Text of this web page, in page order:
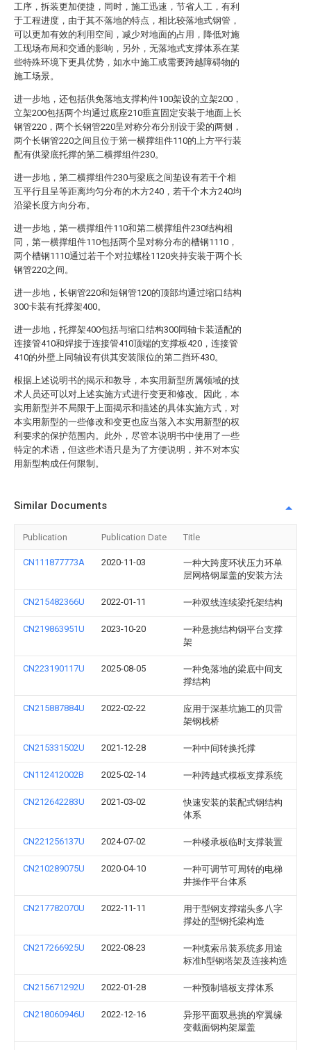
工序，拆装更加便捷，同时，施工迅速，节省人工，有利
于工程进度，由于其不落地的特点，相比较落地式钢管，
可以更加有效的利用空间，减少对地面的占用，降低对施
工现场布局和交通的影响，另外，无落地式支撑体系在某
些特殊环境下更具优势，如水中施工或需要跨越障碍物的
施工场景。
进一步地，还包括供免落地支撑构件100架设的立架200，
立架200包括两个均通过底座210垂直固定安装于地面上长
钢管220，两个长钢管220呈对称分布分别设于梁的两侧，
两个长钢管220之间且位于第一横撑组件110的上方平行装
配有供梁底托撑的第二横撑组件230。
进一步地，第二横撑组件230与梁底之间垫设有若干个相
互平行且呈等距离均匀分布的木方240，若干个木方240均
沿梁长度方向分布。
进一步地，第一横撑组件110和第二横撑组件230结构相
同，第一横撑组件110包括两个呈对称分布的槽钢1110，
两个槽钢1110通过若干个对拉螺栓1120夹持安装于两个长
钢管220之间。
进一步地，长钢管220和短钢管120的顶部均通过缩口结构
300卡装有托撑架400。
进一步地，托撑架400包括与缩口结构300同轴卡装适配的
连接管410和焊接于连接管410顶端的支撑板420，连接管
410的外壁上同轴设有供其安装限位的第二挡环430。
根据上述说明书的揭示和教导，本实用新型所属领域的技
术人员还可以对上述实施方式进行变更和修改。因此，本
实用新型并不局限于上面揭示和描述的具体实施方式，对
本实用新型的一些修改和变更也应当落入本实用新型的权
利要求的保护范围内。此外，尽管本说明书中使用了一些
特定的术语，但这些术语只是为了方便说明，并不对本实
用新型构成任何限制。
Similar Documents
Publication Publication Date Title
CN111877773A 2020-11-03
一种大跨度环状压力环单
层网格钢屋盖的安装方法
CN215482366U 2022-01-11 一种双线连续梁托架结构
CN219863951U 2023-10-20
一种悬挑结构钢平台支撑
架
CN223190117U 2025-08-05
一种免落地的梁底中间支
撑结构
CN215887884U 2022-02-22
应用于深基坑施工的贝雷
架钢栈桥
CN215331502U 2021-12-28 一种中间转换托撑
CN112412002B 2025-02-14 一种跨越式模板支撑系统
CN212642283U 2021-03-02
快速安装的装配式钢结构
体系
CN221256137U 2024-07-02 一种楼承板临时支撑装置
CN210289075U 2020-04-10
一种可调节可周转的电梯
井操作平台体系
CN217782070U 2022-11-11
用于型钢支撑端头多八字
撑处的型钢托梁构造
CN217266925U 2022-08-23
一种缆索吊装系统多用途
标准h型钢塔架及连接构造
CN215671292U 2022-01-28 一种预制墙板支撑体系
CN218060946U 2022-12-16
异形平面双悬挑的窄翼缘
变截面钢构架屋盖